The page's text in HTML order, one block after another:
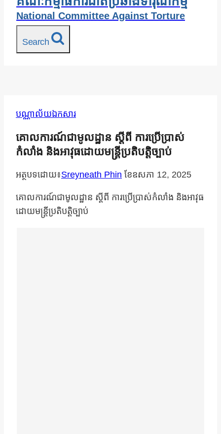
National Committee Against Torture
Search
បណ្ណាល័យឯកសារ
គោលការណ៍ជាមូលដ្ឋាន ស្ដីពី ការប្រើប្រាស់
កំលាំង និងអាវុធដោយមន្រ្ដីប្រតិបត្ដិច្បាប់
អត្ថបទដោយ៖Sreyneath Phin ខែ​ឧសភា 12, 2025
គោលការណ៍ជាមូលដ្ឋាន ស្ដីពី ការប្រើប្រាស់កំលាំង និងអាវុធ
ដោយមន្រ្ដីប្រតិបត្ដិច្បាប់